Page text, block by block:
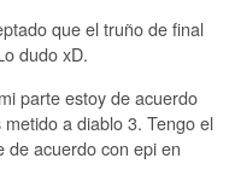
que el truño de final
dudo xD.
parte estoy de acuerdo
a diablo 3. Tengo el
de acuerdo con epi en